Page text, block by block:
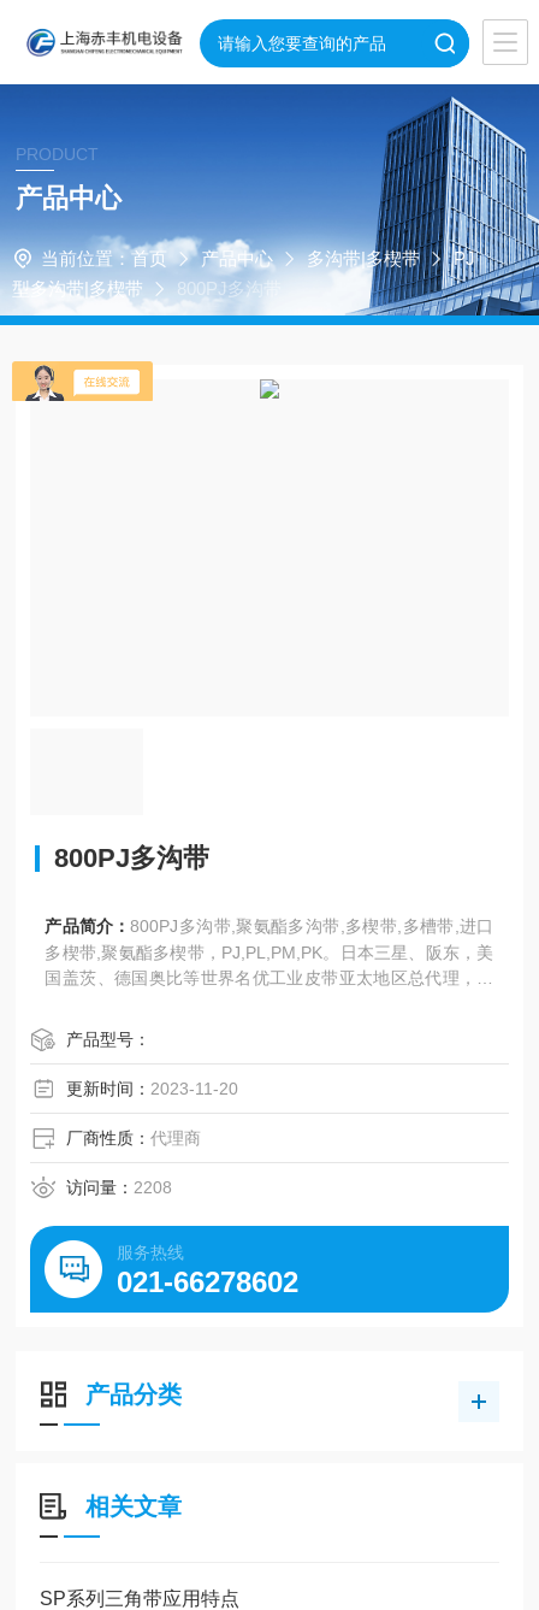
PRODUCT
产品中心
当前位置： 首页 产品中心 多沟带|多楔带
PJ
型多沟带|多楔带
800PJ多沟带
800PJ多沟带
产品简介：800PJ多沟带,聚氨酯多沟带,多楔带,多槽带,进口
多楔带,聚氨酯多楔带，PJ,PL,PM,PK。日本三星、阪东，美
国盖茨、德国奥比等世界名优工业皮带亚太地区总代理，多
产品型号：
更新时间： 2023-11-20
厂商性质：代理商
访问量： 2208
服务热线
021-66278602
产品分类
相关文章
SP系列三角带应用特点